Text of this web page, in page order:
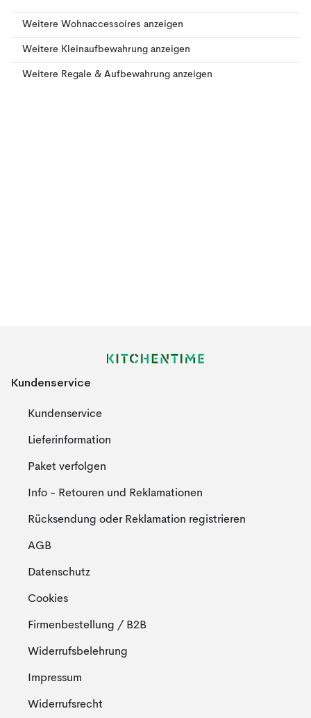
Weitere Wohnaccessoires anzeigen
Weitere Kleinaufbewahrung anzeigen
Weitere Regale & Aufbewahrung anzeigen
Kundenservice
Kundenservice
Lieferinformation
Paket verfolgen
Info - Retouren und Reklamationen
Rücksendung oder Reklamation registrieren
AGB
Datenschutz
Cookies
Firmenbestellung / B2B
Widerrufsbelehrung
Impressum
Widerrufsrecht